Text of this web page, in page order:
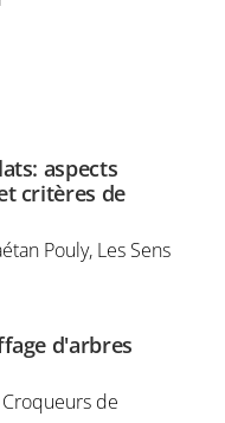
aspects
critères de
Pouly, Les Sens
d'arbres
de